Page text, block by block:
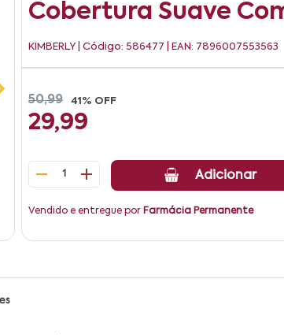
Cobertura Suave
KIMBERLY | Código: 586477 | EAN: 7896007553563
50,99 41% OFF
29,99
1 Adicionar
Vendido e entregue por Farmácia Permanente